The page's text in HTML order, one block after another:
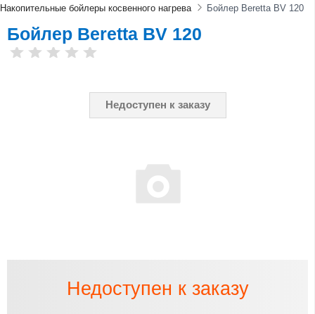
Накопительные бойлеры косвенного нагрева
Бойлер Beretta BV 120
Бойлер Beretta BV 120
Недоступен к заказу
Недоступен к заказу